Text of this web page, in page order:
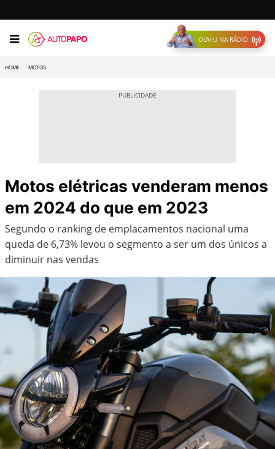
OUVIU NA RÁDIO
HOME MOTOS
Motos elétricas venderam menos
em 2024 do que em 2023
Segundo o ranking de emplacamentos nacional uma
queda de 6,73% levou o segmento a ser um dos únicos a
diminuir nas vendas